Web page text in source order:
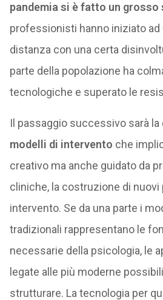
pandemia si è fatto un grosso
professionisti hanno iniziato ad
distanza con una certa
parte della popolazione ha
tecnologiche e superato le
Il passaggio successivo sarà
modelli di intervento che
creativo ma anche guidato da
cliniche, la costruzione di nuovi
intervento. Se da una parte i
tradizionali rappresentano le
necessarie della psicologia, le
legate alle più moderne
strutturare. La tecnologia per